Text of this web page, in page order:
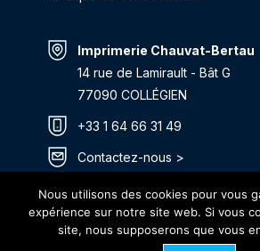
Imprimerie Chauvat-Bertau
14 rue de Lamirault - Bât G
77090 COLLÉGIEN
+33 1 64 66 31 49
Contactez-nous >
Itinéraire >
Nous utilisons des cookies pour vous
expérience sur notre site web. Si vous
site, nous supposerons que vous